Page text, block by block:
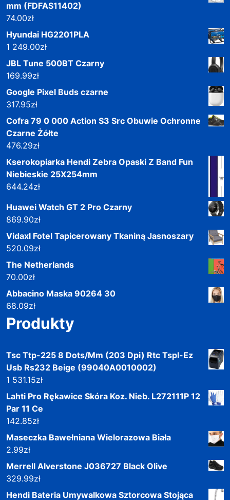
mm (FDFAS11402)
74.00zł
Hyundai HG2201PLA
1 249.00zł
JBL Tune 500BT Czarny
169.99zł
Google Pixel Buds czarne
317.95zł
Cofra 79 0 000 Action S3 Src Obuwie Ochronne
Czarne Żółte
476.29zł
Kserokopiarka Hendi Zebra Opaski Z Band Fun
Niebieskie 25X254mm
644.24zł
Huawei Watch GT 2 Pro Czarny
869.90zł
Vidaxl Fotel Tapicerowany Tkaniną Jasnoszary
520.09zł
The Netherlands
70.00zł
Abbacino Maska 90264 30
68.09zł
Produkty
Tsc Ttp-225 8 Dots/Mm (203 Dpi) Rtc Tspl-Ez
Usb Rs232 Beige (99040A0010002)
1 531.15zł
Lahti Pro Rękawice Skóra Koz. Nieb. L272111P 12
Par 11 Ce
142.85zł
Maseczka Bawełniana Wielorazowa Biała
2.99zł
Merrell Alverstone J036727 Black Olive
329.99zł
Hendi Bateria Umywalkowa Sztorcowa Stojąca